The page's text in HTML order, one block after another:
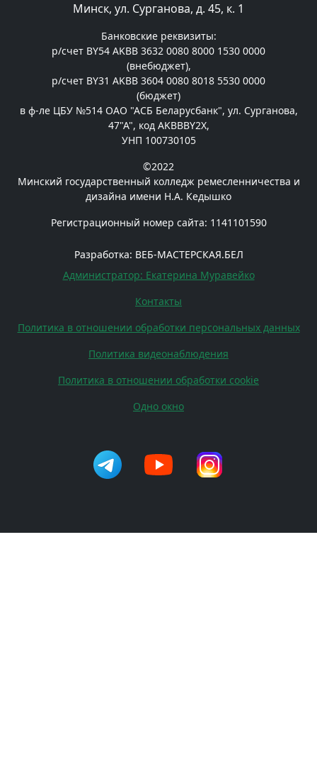
Минск, ул. Сурганова, д. 45, к. 1
Банковские реквизиты:
р/счет BY54 AKBB 3632 0080 8000 1530 0000
(внебюджет),
р/счет BY31 AKBB 3604 0080 8018 5530 0000
(бюджет)
в ф-ле ЦБУ №514 ОАО "АСБ Беларусбанк", ул. Сурганова,
47"А", код AKBBBY2X,
УНП 100730105
©2022
Минский государственный колледж ремесленничества и
дизайна имени Н.А. Кедышко
Регистрационный номер сайта: 1141101590
Разработка: ВЕБ-МАСТЕРСКАЯ.БЕЛ
Администратор: Екатерина Муравейко
Контакты
Политика в отношении обработки персональных данных
Политика видеонаблюдения
Политика в отношении обработки cookie
Одно окно
Телеграм Ютуб Инстаграм